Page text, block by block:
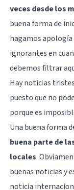
veces desde los
buena forma de
hagamos
ignorantes en
debemos filtrar
Hay noticias
puesto que no
porque es
Una buena forma
buena parte de
locales.
buenas noticias y
noticia